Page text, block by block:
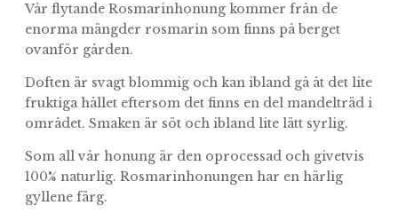
Vår flytande Rosmarinhonung kommer från de
enorma mängder rosmarin som finns på berget
ovanför gården.
Doften är svagt blommig och kan ibland gå åt det lite
fruktiga hållet eftersom det finns en del mandelträd i
området. Smaken är söt och ibland lite lätt syrlig.
Som all vår honung är den oprocessad och givetvis
100% naturlig. Rosmarinhonungen har en härlig
gyllene färg.